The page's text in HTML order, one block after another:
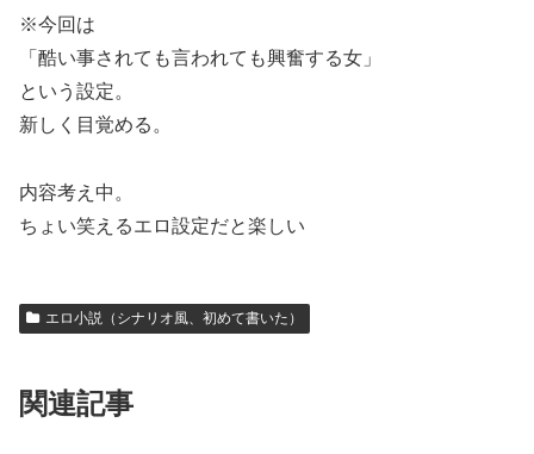
※今回は
「酷い事されても言われても興奮する女」
という設定。
新しく目覚める。
内容考え中。
ちょい笑えるエロ設定だと楽しい
エロ小説（シナリオ風、初めて書いた）
関連記事